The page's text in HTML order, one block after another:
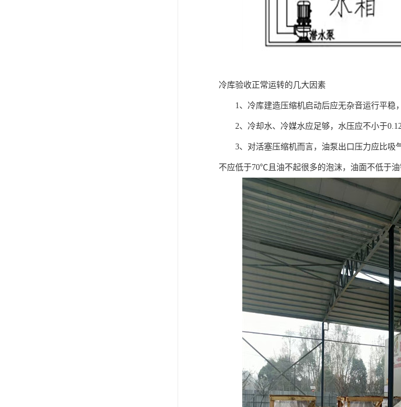
冷库验收正常运转的几大因素
1、冷库建造压缩机启动后应无杂音运行平稳，
2、冷却水、冷媒水应足够，水压应不小于
3、对活塞压缩机而言，油泵出口压力应比吸气
不应低于70℃且油不起很多的泡沫，油面不低于油